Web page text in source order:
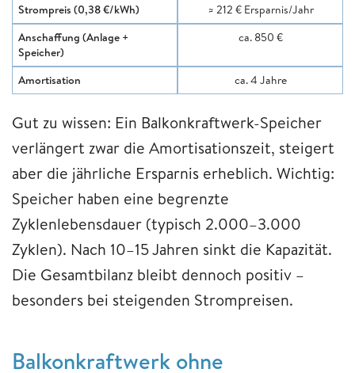
Strompreis (0,38 €/kWh)
≈ 212 € Ersparnis/Jahr
Anschaffung (Anlage +
Speicher)
ca. 850 €
Amortisation ca. 4 Jahre
Gut zu wissen: Ein Balkonkraftwerk-Speicher
verlängert zwar die Amortisationszeit, steigert
aber die jährliche Ersparnis erheblich. Wichtig:
Speicher haben eine begrenzte
Zyklenlebensdauer (typisch 2.000–3.000
Zyklen). Nach 10–15 Jahren sinkt die Kapazität.
Die Gesamtbilanz bleibt dennoch positiv –
besonders bei steigenden Strompreisen.
Balkonkraftwerk ohne